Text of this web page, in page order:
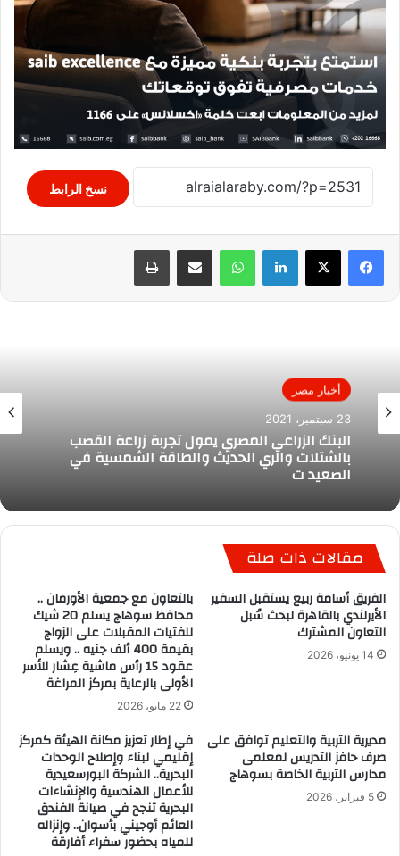
نسخ الرابط
لينكدإن واتساب مشاركة عبر البريد طباعة
أخبار مصر
23 سبتمبر، 2021
البنك الزراعي المصري يمول تجربة زراعة القصب
بالشتلات والري الحديث والطاقة الشمسية في
الصعيد ت
مقالات ذات صلة
الفريق أسامة ربيع يستقبل السفير
الأيرلندي بالقاهرة لبحث سُبل
التعاون المشترك
14 يونيو، 2026
بالتعاون مع جمعية الأورمان ..
محافظ سوهاج يسلم 20 شيك
للفتيات المقبلات على الزواج
بقيمة 400 ألف جنيه .. ويسلم
عقود 15 رأس ماشية عِشار للأسر
الأولى بالرعاية بمركز المراغة
22 مايو، 2026
مديرية التربية والتعليم توافق على
صرف حافز التدريس لمعلمى
مدارس التربية الخاصة بسوهاج
5 فبراير، 2026
في إطار تعزيز مكانة الهيئة كمركز
إقليمي لبناء وإصلاح الوحدات
البحرية.. الشركة البورسعيدية
للأعمال الهندسية والإنشاءات
البحرية تنجح في صيانة الفندق
العائم أوجيني بأسوان.. وإنزاله
للمياه بحضور سفراء أفارقة